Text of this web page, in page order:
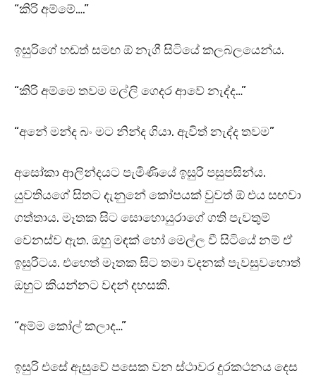
“කිරි අම්මේ….”
ඉසුරිගේ හඬත් සමඟ ඕ නැගී සිටියේ කලබලයෙන්ය.
“කිරි අම්මෙ තවම මල්ලි ගෙදර ආවේ නැද්ද…”
“අනේ මන්ද බං මට නින්ද ගියා. ඇවිත් නැද්ද තවම”
අසෝකා ආලින්දයට පැමිණියේ ඉසුරි පසුපසින්ය.
යුවතියගේ සිතට දැනුනේ කෝපයක් වුවත් ඕ එය සඟවා
ගත්තාය. මෑතක සිට සොහොයුරාගේ ගති පැවතුම්
වෙනස්ව ඇත. ඔහු මඳක් හෝ මෙල්ල වී සිටියේ නම් ඒ
ඉසුරිටය. එහෙත් මෑතක සිට තමා වදනක් පැවසුවහොත්
ඔහුට කියන්නට වදන් දහසකි.
“අම්ම කෝල් කලාද…”
ඉසුරි එසේ ඇසුවේ පසෙක වන ස්ථාවර දුරකථනය දෙස